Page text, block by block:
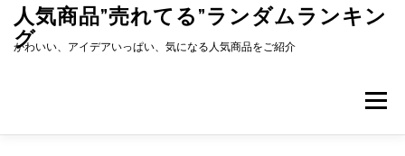
キ
人気商品”売れてる”ランダムランキン
グ
かわいい、アイデアいっぱい、気になる人気商品をご紹介
メニュー